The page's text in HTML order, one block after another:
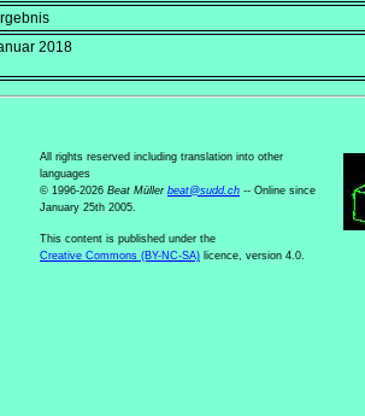
2018
All rights reserved including translation into other
languages
© 1996-2026 Beat Müller beat@sudd.ch -- Online since
January 25th 2005.
This content is published under the
Creative Commons (BY-NC-SA) licence, version 4.0.